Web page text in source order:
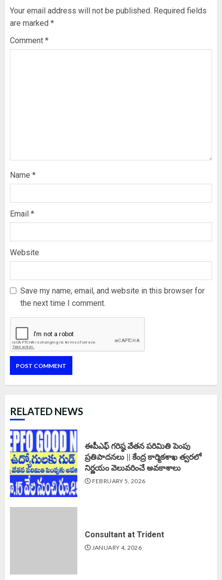
Your email address will not be published. Required fields
are marked *
Comment *
Name *
Email *
Website
Save my name, email, and website in this browser for
the next time I comment.
RELATED NEWS
ఈపీఎఫ్‌ గరిష్ఠ వేతన పరిమితి పెంపు
ప్రతిపాదనలు || కేంద్ర కార్మికశాఖ త్వరలో
నిర్ణయం వెలువరించే అవకాశాలు
FEBRUARY 5, 2026
Consultant at Trident
JANUARY 4, 2026